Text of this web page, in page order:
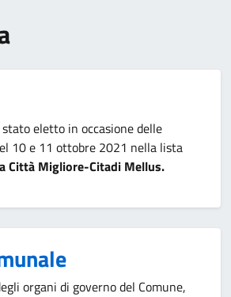
eletto in occasione delle
10 e 11 ottobre 2021 nella lista
Città Migliore-Citadi Mellus.
organi di governo del Comune,